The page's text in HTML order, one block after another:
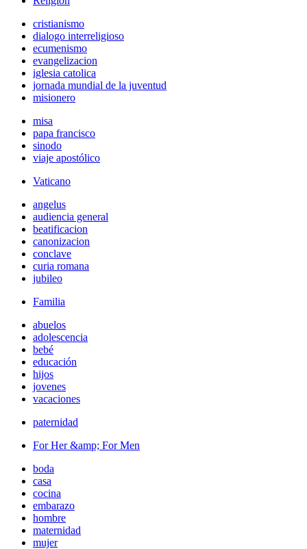
cristianismo
dialogo interreligioso
ecumenismo
evangelizacion
iglesia catolica
jornada mundial de la juventud
misionero
misa
papa francisco
sinodo
viaje apostólico
Vaticano
angelus
audiencia general
beatificacion
canonizacion
conclave
curia romana
jubileo
Familia
abuelos
adolescencia
bebé
educación
hijos
jovenes
vacaciones
paternidad
For Her &amp; For Men
boda
casa
cocina
embarazo
hombre
maternidad
mujer